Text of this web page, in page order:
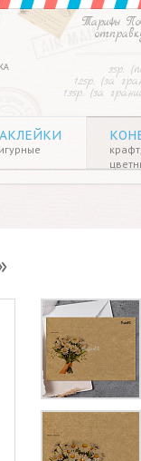
Тарифы
35р.
125р. (за
135р. (за
крафт,